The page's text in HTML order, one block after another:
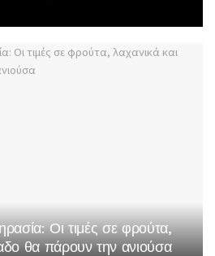
Οι τιμές σε φρούτα,
θα πάρουν την ανιούσα